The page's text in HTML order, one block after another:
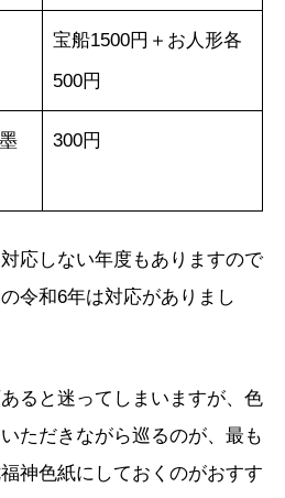
宝船1500円＋お人形各
500円
300円
応しない年度もありますので
令和6年は対応がありまし
ると迷ってしまいますが、色
ただきながら巡るのが、最も
神色紙にしておくのがおすす